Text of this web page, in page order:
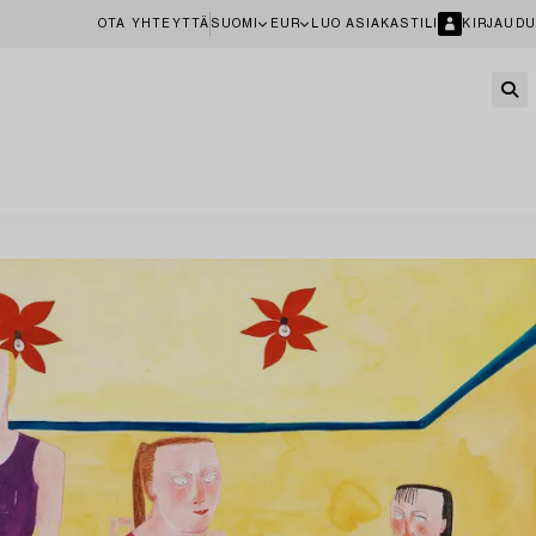
OTA YHTEYTTÄ SUOMI EUR LUO ASIAKASTILI KIRJAUDU